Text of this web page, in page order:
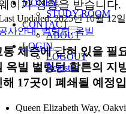
MONEY
STUDY ROOM
CONTACT
ABOUT
LOGIN
LOGOUT
Register
이가 영향을 받습니다.
Updated: 2025년 10월 12일
사안내,벌링턴,옥빌
통 체증에 갇혀 있을 필
옥빌 벌링턴 할튼의 지
해 17곳이 폐쇄될 예정
Queen Elizabeth Way,